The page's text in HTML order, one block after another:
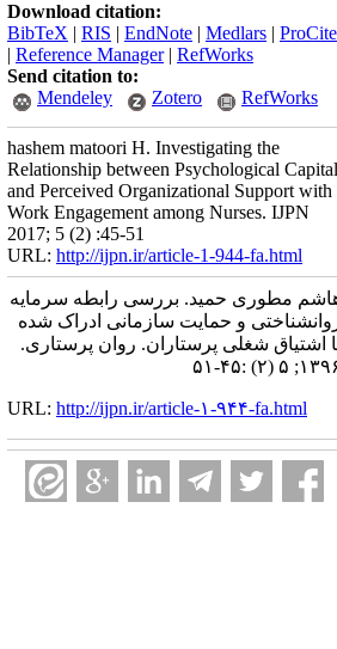
Download citation:
BibTeX | RIS | EndNote | Medlars | ProCite
| Reference Manager| RefWorks
Send citation to:
Mendeley
Zotero RefWorks
hashem matoori H. Investigating the
Relationship between Psychological Capital
and Perceived Organizational Support with
Work Engagement among Nurses. IJPN
2017; 5 (2) :45-51
URL: http://ijpn.ir/article-1-944-fa.html
مطوری حمید. بررسی رابطه سرمایه
و حمایت سازمانی ادراک ‌شده
اشتیاق شغلی پرستاران. روان پرستاری.
۵ (۲) :۴۵-۵۱
URL: http://ijpn.ir/article-۱-۹۴۴-fa.html